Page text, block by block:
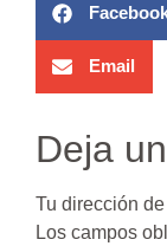
Email
Deja
Tu dirección
Los campos